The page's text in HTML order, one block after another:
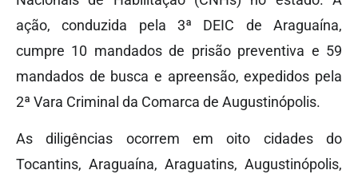
ação, conduzida pela 3ª DEIC de Araguaína,
cumpre 10 mandados de prisão preventiva e 59
mandados de busca e apreensão, expedidos pela
2ª Vara Criminal da Comarca de Augustinópolis.
As diligências ocorrem em oito cidades do
Tocantins, Araguaína, Araguatins, Augustinópolis,